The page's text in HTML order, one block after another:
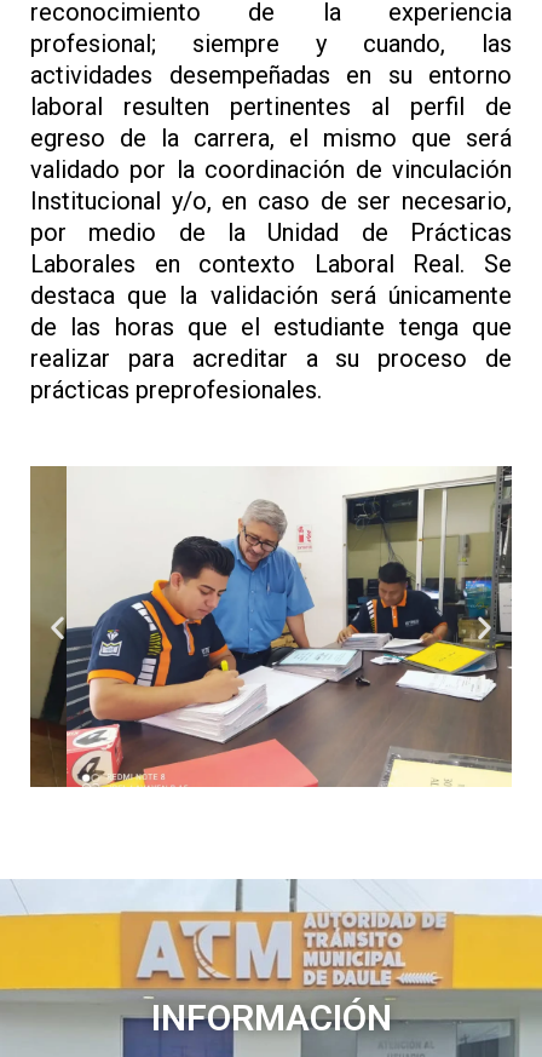
reconocimiento de la experiencia
profesional; siempre y cuando, las
actividades desempeñadas en su entorno
laboral resulten pertinentes al perfil de
egreso de la carrera, el mismo que será
validado por la coordinación de vinculación
Institucional y/o, en caso de ser necesario,
por medio de la Unidad de Prácticas
Laborales en contexto Laboral Real. Se
destaca que la validación será únicamente
de las horas que el estudiante tenga que
realizar para acreditar a su proceso de
prácticas preprofesionales.
INFORMACIÓN